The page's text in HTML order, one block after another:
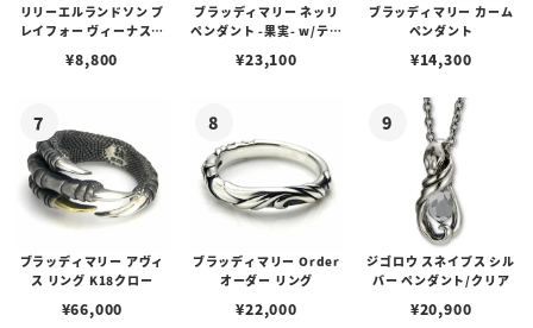
リリーエルランドソン プ
レイフォー ヴィーナスチ
¥8,800
ブラッディマリー ネッリ
ペンダント -果実- w/ティ
¥23,100
ブラッディマリー カーム
ペンダント
¥14,300
ブラッディマリー アヴィ
ス リング K18クロー
¥66,000
ブラッディマリー Order
オーダー リング
¥22,000
ジゴロウ スネイプス シル
バー ペンダント/クリア
¥20,900